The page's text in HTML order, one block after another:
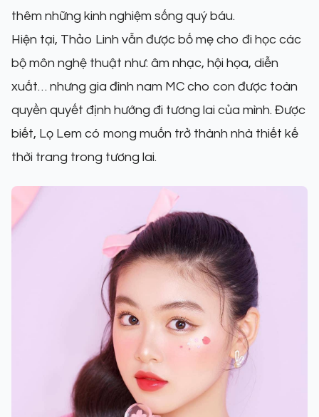
thêm những kinh nghiệm sống quý báu.
Hiện tại, Thảo Linh vẫn được bố mẹ cho đi học các
bộ môn nghệ thuật như: âm nhạc, hội họa, diễn
xuất… nhưng gia đình nam MC cho con được toàn
quyền quyết định hướng đi tương lai của mình. Được
biết, Lọ Lem có mong muốn trở thành nhà thiết kế
thời trang trong tương lai.